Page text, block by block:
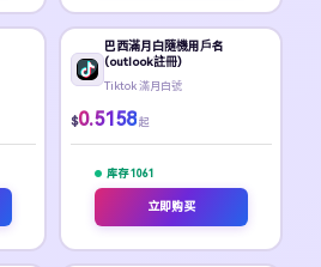
巴西滿月白隨機用戶名
(outlook註冊)
Tiktok 滿月白號
$0.5158 起
库存 1061
立即购买